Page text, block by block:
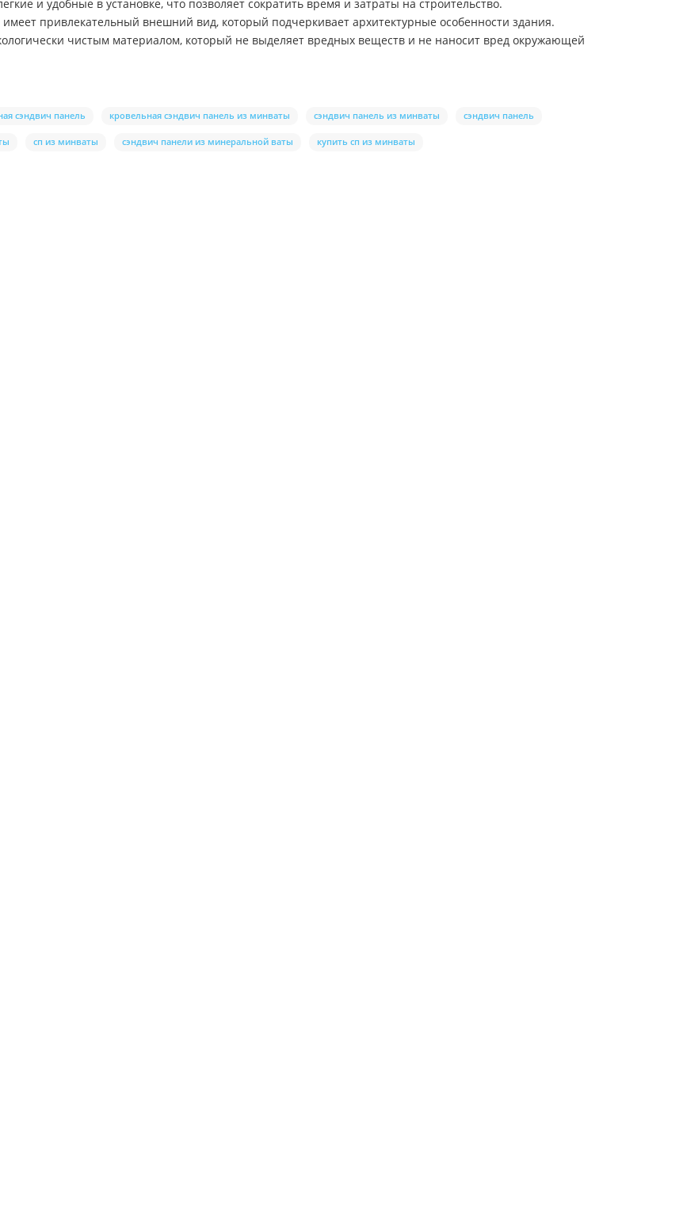
и удобные в установке, что позволяет сократить время и затраты на строительство.
привлекательный внешний вид, который подчеркивает архитектурные особенности здания.
чистым материалом, который не выделяет вредных веществ и не наносит вред окружающей
сэндвич панель кровельная сэндвич панель из минваты сэндвич панель из минваты сэндвич панель
сп из минваты сэндвич панели из минеральной ваты купить сп из минваты